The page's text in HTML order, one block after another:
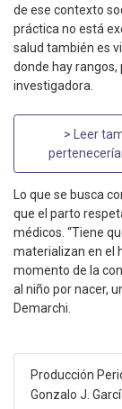
de ese contexto
práctica no está
salud también es
donde hay rangos,
investigadora.
> Leer
Lo que se busca
que el parto
médicos. “Tiene
materializan en el
momento de la
al niño por nacer,
Demarchi.
Producción
Gonzalo J.